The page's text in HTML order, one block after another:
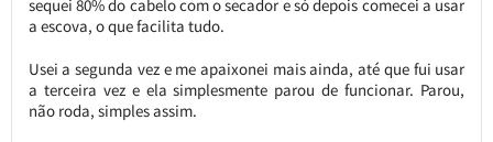
sequei 80% do cabelo com o secador e só depois comecei a usar
a escova, o que facilita tudo.
Usei a segunda vez e me apaixonei mais ainda, até que fui usar
a terceira vez e ela simplesmente parou de funcionar. Parou,
não roda, simples assim.